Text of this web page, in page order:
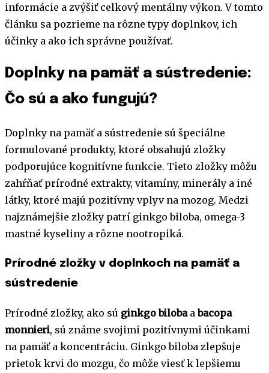
informácie a zvýšiť celkový mentálny výkon. V tomto
článku sa pozrieme na rôzne typy doplnkov, ich
účinky a ako ich správne používať.
Doplnky na pamäť a sústredenie:
Čo sú a ako fungujú?
Doplnky na pamäť a sústredenie sú špeciálne
formulované produkty, ktoré obsahujú zložky
podporujúce kognitívne funkcie. Tieto zložky môžu
zahŕňať prírodné extrakty, vitamíny, minerály a iné
látky, ktoré majú pozitívny vplyv na mozog. Medzi
najznámejšie zložky patrí ginkgo biloba, omega-3
mastné kyseliny a rôzne nootropiká.
Prírodné zložky v doplnkoch na pamäť a
sústredenie
Prírodné zložky, ako sú ginkgo bilobaabacopa
monnieri, sú známe svojimi pozitívnymi účinkami
na pamäť a koncentráciu. Ginkgo biloba zlepšuje
prietok krvi do mozgu, čo môže viesť k lepšiemu